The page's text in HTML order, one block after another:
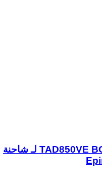
المحرك Volvo بنتا TAD850VE BG00339706 لـ شاحنة